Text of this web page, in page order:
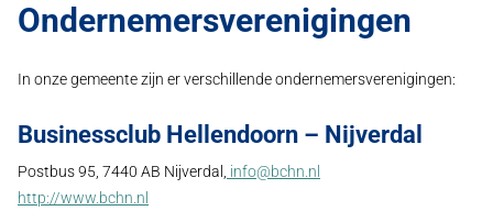
Ondernemersverenigingen
In onze gemeente zijn er verschillende ondernemersverenigingen:
Businessclub Hellendoorn – Nijverdal
Postbus 95, 7440 AB Nijverdal, info@bchn.nl
http://www.bchn.nl